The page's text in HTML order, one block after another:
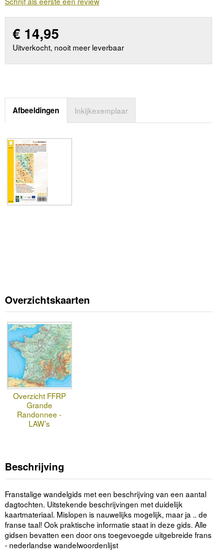
€ 14,95
Uitverkocht, nooit meer leverbaar
Afbeeldingen Inkijkexemplaar
Overzichtskaarten
Overzicht FFRP
Grande
Randonnee -
LAW’s
Beschrijving
Franstalige wandelgids met een beschrijving van een aantal
dagtochten. Uitstekende beschrijvingen met duidelijk
kaartmateriaal. Mislopen is nauwelijks mogelijk, maar ja .. de
franse taal! Ook praktische informatie staat in deze gids. Alle
gidsen bevatten een door ons toegevoegde uitgebreide frans
- nederlandse wandelwoordenlijst